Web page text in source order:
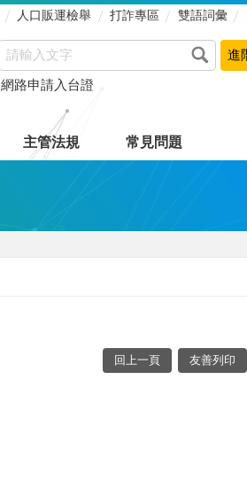
人口販運檢舉 打詐專區 雙語詞彙
網路申請入台證
主管法規 常見問題
回上一頁 友善列印